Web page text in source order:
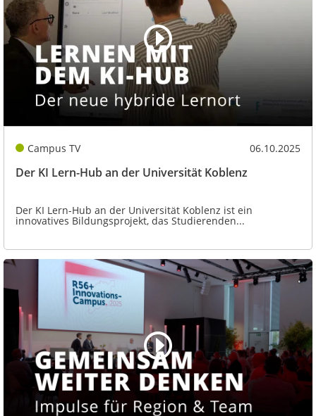
Campus TV 06.10.2025
Der KI Lern-Hub an der Universität Koblenz
Der KI Lern-Hub an der Universität Koblenz ist ein
innovatives Bildungsprojekt, das Studierenden...